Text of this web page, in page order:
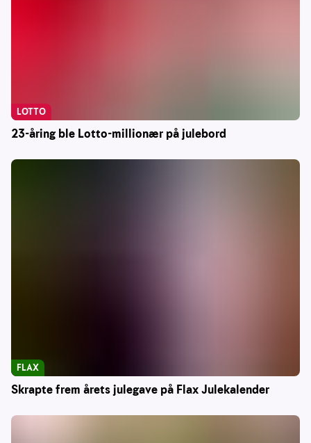
23-åring ble Lotto-millionær på julebord
LOTTO
Skrapte frem årets julegave på Flax Julekalender
FLAX